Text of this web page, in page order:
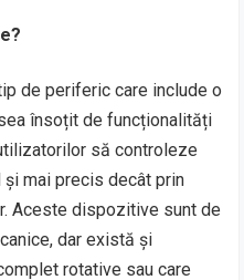
de periferic care include o
însoțit de funcționalități
să controleze
mai precis decât prin
Aceste dispozitive sunt de
dar există și
rotative sau care